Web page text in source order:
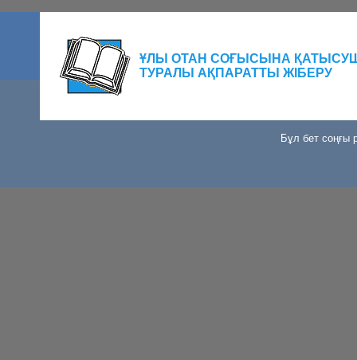
ҰЛЫ ОТАН СОҒЫСЫНА
ТУРАЛЫ АҚПАРАТТЫ ЖІБЕРУ
Бұл бет соңғы